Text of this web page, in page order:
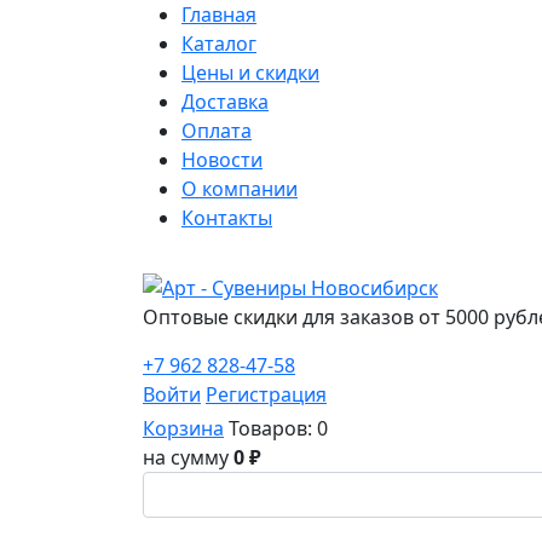
Главная
Каталог
Цены и скидки
Доставка
Оплата
Новости
О компании
Контакты
Оптовые скидки для заказов от 5000
+7 962 828-47-58
Войти Регистрация
Корзина Товаров: 0
на сумму0 ₽